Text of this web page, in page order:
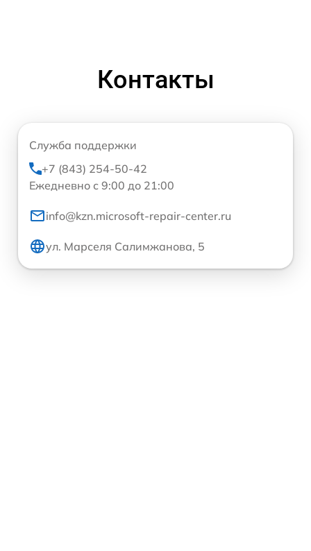
Контакты
Служба поддержки
+7 (843) 254-50-42
Ежедневно с 9:00 до 21:00
info@kzn.microsoft-repair-center.ru
ул. Марселя Салимжанова, 5